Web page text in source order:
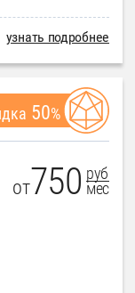
узнать подробнее
50%
от750 руб
мес